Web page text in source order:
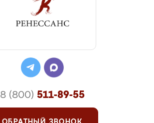
8 (800) 511-89-55